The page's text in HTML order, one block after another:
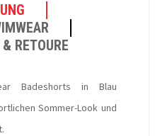
RETOURE
Badeshorts in Blau
Sommer-Look und